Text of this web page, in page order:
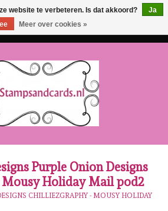
Purple Onion Designs
Holiday Mail pod2
CHILLIEZGRAPHY - MOUSY HOLIDAY
website te verbeteren. Is dat akkoord?
Ja
Meer over cookies »